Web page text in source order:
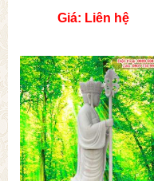
Giá: Liên hệ